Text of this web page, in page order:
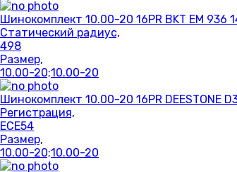
Шинокомплект 10.00-20 16PR BKT EM 936
Статический радиус,
498
Размер,
10.00-20;10.00-20
Шинокомплект 10.00-20 16PR DEESTONE
Регистрация,
ECE54
Размер,
10.00-20;10.00-20